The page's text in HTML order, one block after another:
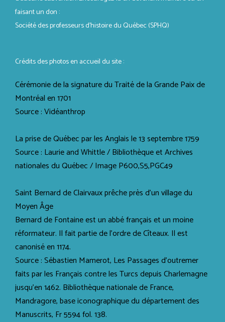
faisant un don :
Société des professeurs d’histoire du Québec (SPHQ)
Crédits des photos en accueil du site :
Cérémonie de la signature du Traité de la Grande Paix de
Montréal en 1701
Source : Vidéanthrop
La prise de Québec par les Anglais le 13 septembre 1759
Source : Laurie and Whittle / Bibliothèque et Archives
nationales du Québec / Image P600,S5,PGC49
Saint Bernard de Clairvaux prêche près d'un village du
Moyen Âge
Bernard de Fontaine est un abbé français et un moine
réformateur. Il fait partie de l’ordre de Cîteaux. Il est
canonisé en 1174.
Source : Sébastien Mamerot, Les Passages d'outremer
faits par les Français contre les Turcs depuis Charlemagne
jusqu'en 1462. Bibliothèque nationale de France,
Mandragore, base iconographique du département des
Manuscrits, Fr 5594 fol. 138.